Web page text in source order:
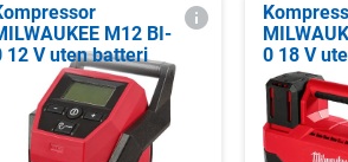
M12 BI-
12 V uten batteri
0 18 V